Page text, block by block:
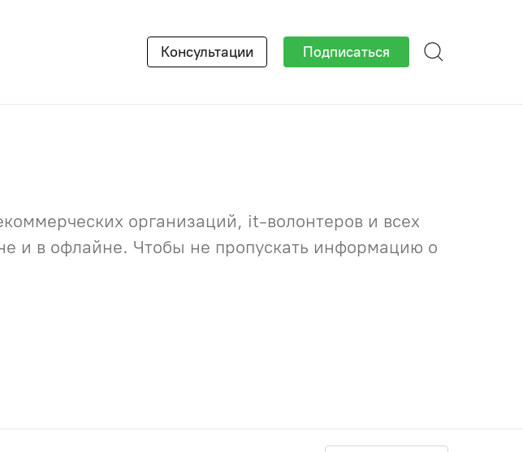
Консультации Подписаться
организаций, it-волонтеров и всех
и в офлайне. Чтобы не пропускать информацию о